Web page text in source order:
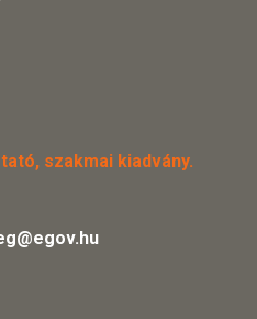
szakmai kiadvány.